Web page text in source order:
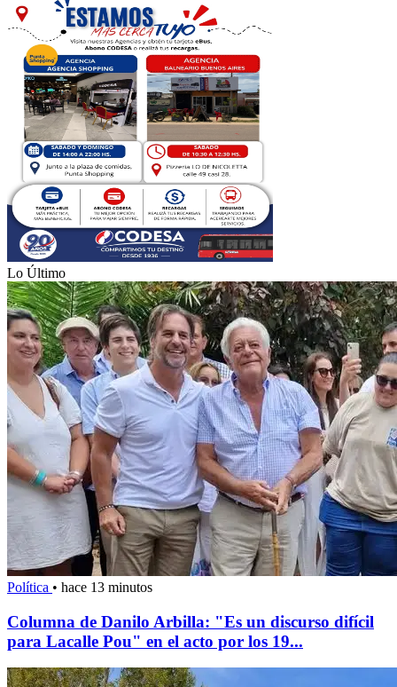
Lo Último
Política • hace 13 minutos
Columna de Danilo Arbilla: "Es un discurso difícil
para Lacalle Pou" en el acto por los 19...